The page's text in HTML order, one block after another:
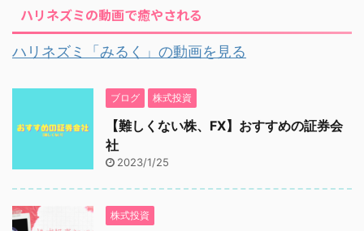
ハリネズミの動画で癒やされる
ハリネズミ「みるく」の動画を見る
ブログ 株式投資
【難しくない株、FX】おすすめの証券会
社
2023/1/25
株式投資